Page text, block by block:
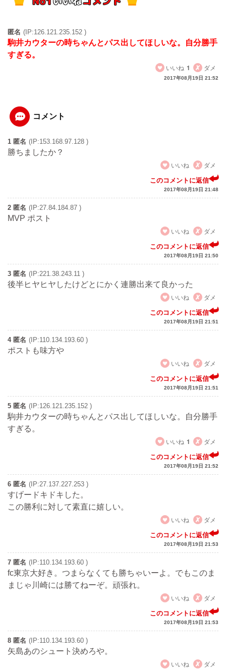
匿名 (IP:126.121.235.152 )
駒井カウターの時ちゃんとパス出してほしいな。自分勝手
すぎる。
いいね 1 ダメ
2017年08月19日 21:52
コメント
1 匿名 (IP:153.168.97.128 )
勝ちましたか？
いいね
ダメ
このコメントに返信
2017年08月19日 21:48
2 匿名 (IP:27.84.184.87 )
MVP ポスト
いいね
ダメ
このコメントに返信
2017年08月19日 21:50
3 匿名 (IP:221.38.243.11 )
後半ヒヤヒヤしたけどとにかく連勝出来て良かった
いいね
ダメ
このコメントに返信
2017年08月19日 21:51
4 匿名 (IP:110.134.193.60 )
ポストも味方や
いいね
ダメ
このコメントに返信
2017年08月19日 21:51
5 匿名 (IP:126.121.235.152 )
駒井カウターの時ちゃんとパス出してほしいな。自分勝手
すぎる。
いいね 1 ダメ
このコメントに返信
2017年08月19日 21:52
6 匿名 (IP:27.137.227.253 )
すげードキドキした。
この勝利に対して素直に嬉しい。
いいね
ダメ
このコメントに返信
2017年08月19日 21:53
7 匿名 (IP:110.134.193.60 )
fc東京大好き。つまらなくても勝ちゃいーよ。でもこのま
まじゃ川崎には勝てねーぞ。頑張れ。
いいね
ダメ
このコメントに返信
2017年08月19日 21:53
8 匿名 (IP:110.134.193.60 )
矢島あのシュート決めろや。
いいね
ダメ